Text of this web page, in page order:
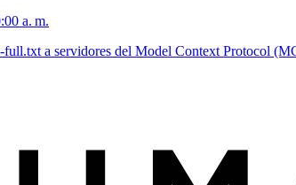
a. m.
a servidores del Model Context Protocol